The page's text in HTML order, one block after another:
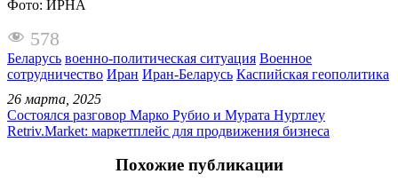
Фото: ИРНА
578
Беларусь военно-политическая ситуация Военное
сотрудничество Иран Иран-Беларусь Каспийская геополитика
26 марта, 2025
Состоялся разговор Марко Рубио и Мурата Нуртлеу
Retriv.Market: маркетплейс для продвижения бизнеса
Похожие публикации